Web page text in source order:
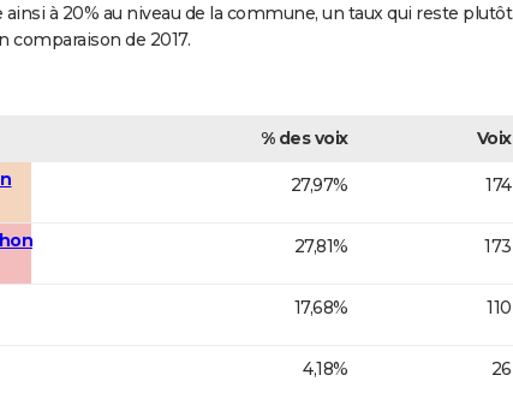
à 20% au niveau de la commune, un taux qui reste plutôt
comparaison de 2017.
% des voix
Voix
27,97% 174
27,81% 173
17,68% 110
4,18% 26